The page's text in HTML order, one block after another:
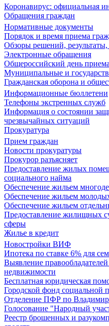
Коронавирус: официальная
Обращения граждан
Нормативные документы
Порядок и время приема
Обзоры решений,
Электронные обращения
Общероссийский день
Муниципальные и
Гражданская оборона и
Информационные бюллетени
Телефоны экстренных служб
Информация о состоянии
чрезвычайных ситуаций
Прокуратура
Прием граждан
Новости прокуратуры
Прокурор разъясняет
Предоставление жилых
социального найма
Обеспечение жильем
Обеспечение жильем
Обеспечение жильем
Предоставление жилищных
сферы
Жилье в кредит
Новостройки ВИФ
Ипотека по ставке 6% для
Выявление
недвижимости
Бесплатная юридическая
Городской фонд социальной
Отделение ПФР по
Голосование "Народный
Реестр брошенных и